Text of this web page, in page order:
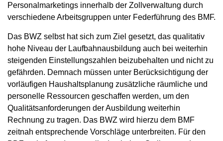
Personalmarketings innerhalb der Zollverwaltung durch
verschiedene Arbeitsgruppen unter Federführung des BMF.
Das BWZ selbst hat sich zum Ziel gesetzt, das qualitativ
hohe Niveau der Laufbahnausbildung auch bei weiterhin
steigenden Einstellungszahlen beizubehalten und nicht zu
gefährden. Demnach müssen unter Berücksichtigung der
vorläufigen Haushaltsplanung zusätzliche räumliche und
personelle Ressourcen geschaffen werden, um den
Qualitätsanforderungen der Ausbildung weiterhin
Rechnung zu tragen. Das BWZ wird hierzu dem BMF
zeitnah entsprechende Vorschläge unterbreiten. Für den